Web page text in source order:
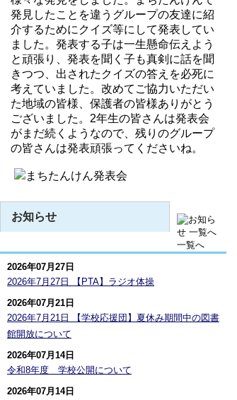
発見したことを違うグループの友達に紹
介するためにクイズ等にして発表してい
ました。発表する子は一生懸命伝えよう
と頑張り、発表を聞く子も真剣に話を聞
きつつ、出されたクイズの答えを必死に
考えていました。改めてご協力いただい
た地域の皆様、保護者の皆様ありがとう
ございました。 2年生の皆さんは発表会
がまだ続くようなので、残りのグループ
の皆さんは発表頑張ってくださいね。
お知らせ
一覧へ
2026年07月27日
2026年7月27日 【PTA】ラジオ体操
2026年07月21日
2026年7月21日 【学校応援団】夏休み期間中の図書
館開放について
2026年07月14日
令和8年度 学校公開について
2026年07月14日